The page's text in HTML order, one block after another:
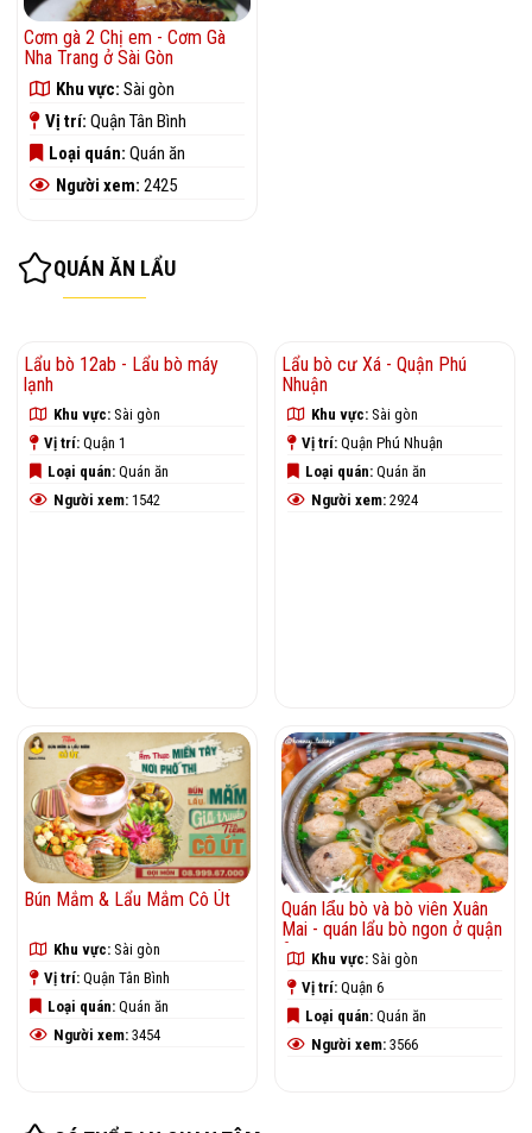
Cơm gà 2 Chị em - Cơm Gà
Nha Trang ở Sài Gòn
Khu vực: Sài gòn
Vị trí: Quận Tân Bình
Loại quán: Quán ăn
Người xem: 2425
QUÁN ĂN LẨU
Bún Mắm & Lẩu Mắm Cô Út
Khu vực: Sài gòn
Vị trí: Quận Tân Bình
Loại quán: Quán ăn
Người xem: 3454
Quán lẩu bò và bò viên Xuân
Mai - quán lẩu bò ngon ở quận
6
Khu vực: Sài gòn
Vị trí: Quận 6
Loại quán: Quán ăn
Người xem: 3566